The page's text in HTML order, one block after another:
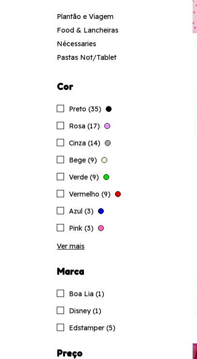
Plantão e Viagem
Food & Lancheiras
Nécessaries
Pastas Not/Tablet
Cor
Preto (35)
Rosa (17)
Cinza (14)
Bege (9)
Verde (9)
Vermelho (9)
Azul (3)
Pink (3)
Ver mais
Marca
Boa Lia (1)
Disney (1)
Edstamper (5)
Preço